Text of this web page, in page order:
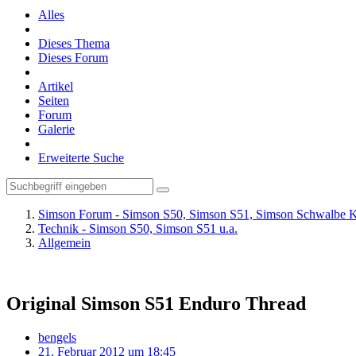
Alles
Dieses Thema
Dieses Forum
Artikel
Seiten
Forum
Galerie
Erweiterte Suche
Simson Forum - Simson S50, Simson S51, Simson Schwalbe
Technik - Simson S50, Simson S51 u.a.
Allgemein
Original Simson S51 Enduro Thread
bengels
21. Februar 2012 um 18:45